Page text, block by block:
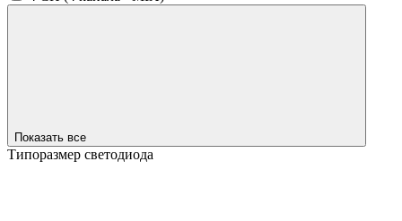
Показать все
Типоразмер светодиода